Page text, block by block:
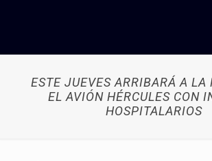
ESTE JUEVES ARRIBARÁ A LA
EL AVIÓN HÉRCULES CON
HOSPITALARIOS